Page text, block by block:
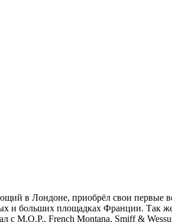
в Лондоне, приобрёл свои первые
и больших площадках Франции. Так
с M.O.P., French Montana, Smiff &